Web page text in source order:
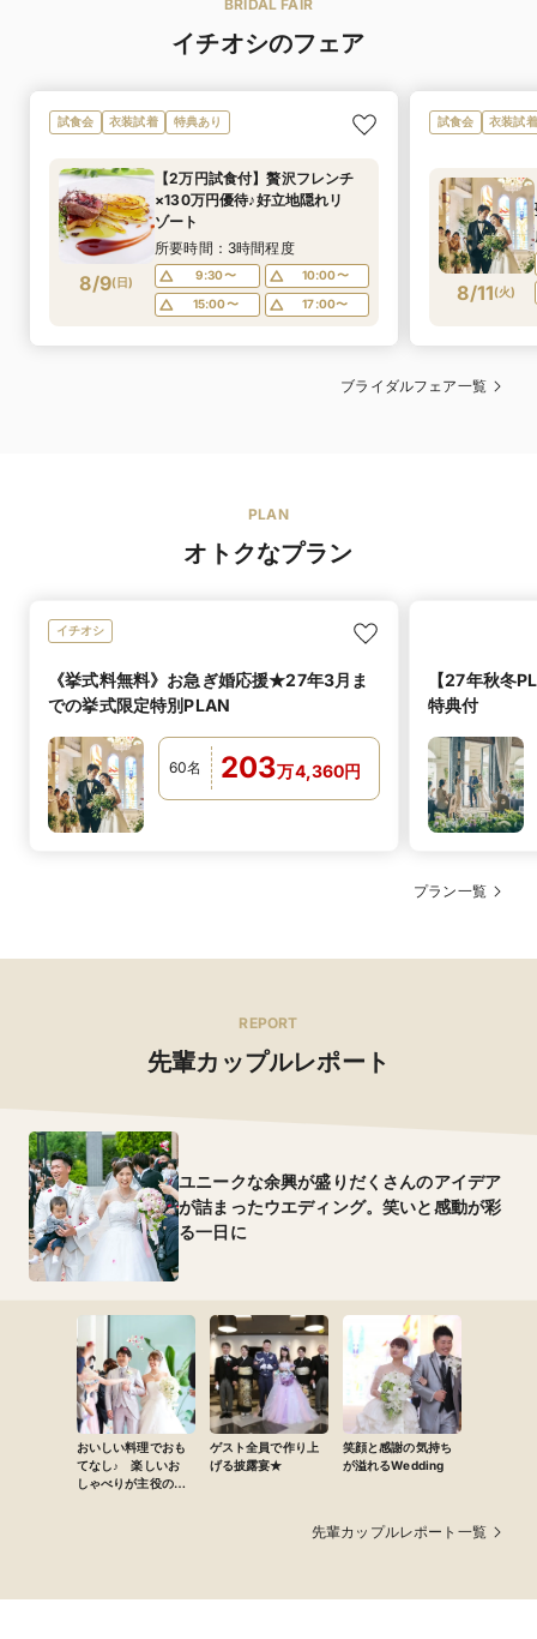
オリジナルブランド
衣裳だけでなく、和装に合わせた小物も多数ご用意して
おります。
衣装総点数 ※入荷時期により着数は変動します
人気ドレスの試着も叶う、花嫁体験フェアへ
理でゲストをもてなして
ニュー
洋風ソース
料理料金
11,203円〜17,314円
単品料理やオリジナルメニューの追加によって金額は変
動いたします。
デザートビュッ
ひと口サイズのカットケーキや季節のフルーツ盛りな
おふたりの出身地や、思い出の食材にちなんだオリジナ
ル料理も作成可能となっております。
使用したステーキビュッフェも人気の演出です。
アレルギー対応可
ゲストに合わせたアレルギー対応を行っております。
箸対応
可
洋食のコースですがご使用がある方などを事前にお打合
せ時から確認してご提供しております。
可
BRIDAL FAIR
イチオシのフェア
試食会 衣装試着 特典あり
8/9(日)
【2万円試食付】贅沢フレンチ
×130万円優待♪好立地隠れリ
ゾート
所要時間：3時間程度
9:30〜
10:00〜
15:00〜
17:00〜
試食会 衣装試着
8/11(火)
ブライダルフェア一覧
PLAN
オトクなプラン
イチオシ
《挙式料無料》お急ぎ婚応援★27年3月ま
での挙式限定特別PLAN
60名 203万4,360円
【27年秋冬
特典付
プラン一覧
REPORT
先輩カップルレポート
ユニークな余興が盛りだくさんのアイデア
が詰まったウエディング。笑いと感動が彩
る一日に
おいしい料理でおも
てなし♪ 楽しいお
しゃべりが主役の
ゲスト全員で作り上
げる披露宴★
笑顔と感謝の気持ち
が溢れるWedding
先輩カップルレポート一覧